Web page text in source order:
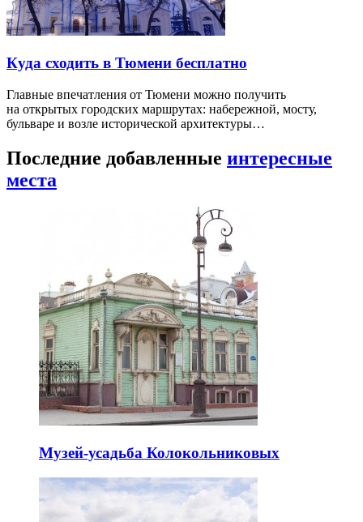
Куда сходить в Тюмени бесплатно
Главные впечатления от Тюмени можно получить
на открытых городских маршрутах: набережной, мосту,
бульваре и возле исторической архитектуры…
Последние добавленные интересные
места
Музей-усадьба Колокольниковых